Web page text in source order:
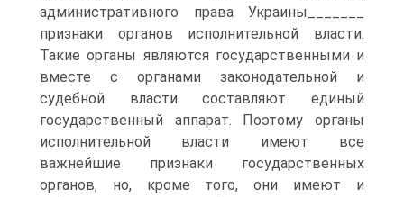
административного права Украины_______
признаки органов исполнительной власти.
Такие органы являются государственными и
вместе с органами законодательной и
судебной власти составляют единый
государственный аппарат. Поэтому органы
исполнительной власти имеют все
важнейшие признаки государственных
органов, но, кроме того, они имеют и